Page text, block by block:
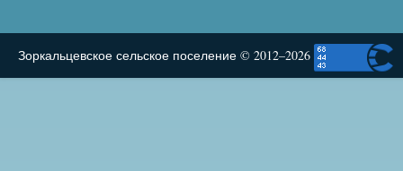
Зоркальцевское сельское поселение © 2012–2026